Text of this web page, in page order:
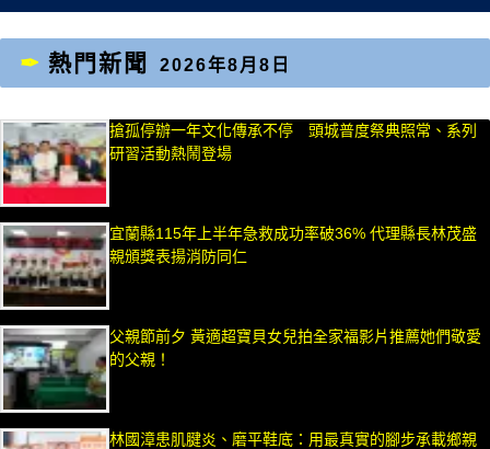
熱門新聞 2026年8月8日
搶孤停辦一年文化傳承不停 頭城普度祭典照常、系列
研習活動熱鬧登場
宜蘭縣115年上半年急救成功率破36% 代理縣長林茂盛
親頒獎表揚消防同仁
父親節前夕 黃適超寶貝女兒拍全家福影片推薦她們敬愛
的父親！
林國漳患肌腱炎、磨平鞋底：用最真實的腳步承載鄉親